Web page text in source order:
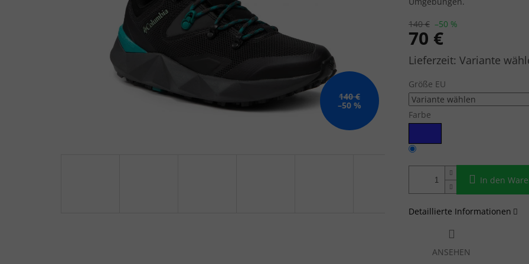
140 €
–50 %
140 € –50 %
70 €
Verkaufspreis:Variante
Größe EU
Farbe
In den
Detaillierte Informationen
ANSEHEN